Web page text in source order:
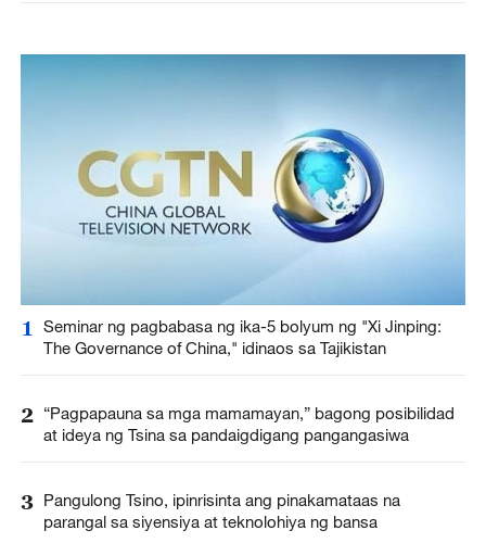
1
Seminar ng pagbabasa ng ika-5 bolyum ng "Xi Jinping:
The Governance of China," idinaos sa Tajikistan
2 “Pagpapauna sa mga mamamayan,” bagong posibilidad
at ideya ng Tsina sa pandaigdigang pangangasiwa
3 Pangulong Tsino, ipinrisinta ang pinakamataas na
parangal sa siyensiya at teknolohiya ng bansa